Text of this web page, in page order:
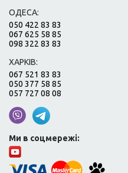
ОДЕСА:
050 422 83 83
067 625 58 85
098 322 83 83
ХАРКІВ:
067 521 83 83
050 377 58 85
057 727 08 08
Ми в соцмережі: